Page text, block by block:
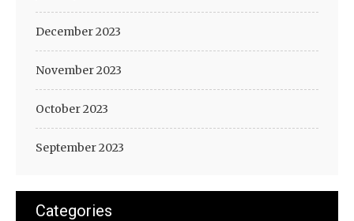
December 2023
November 2023
October 2023
September 2023
Categories